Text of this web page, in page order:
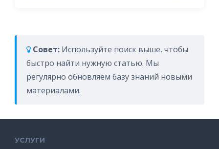
Совет: Используйте поиск выше, чтобы
быстро найти нужную статью. Мы
регулярно обновляем базу знаний новыми
материалами.
УСЛУГИ